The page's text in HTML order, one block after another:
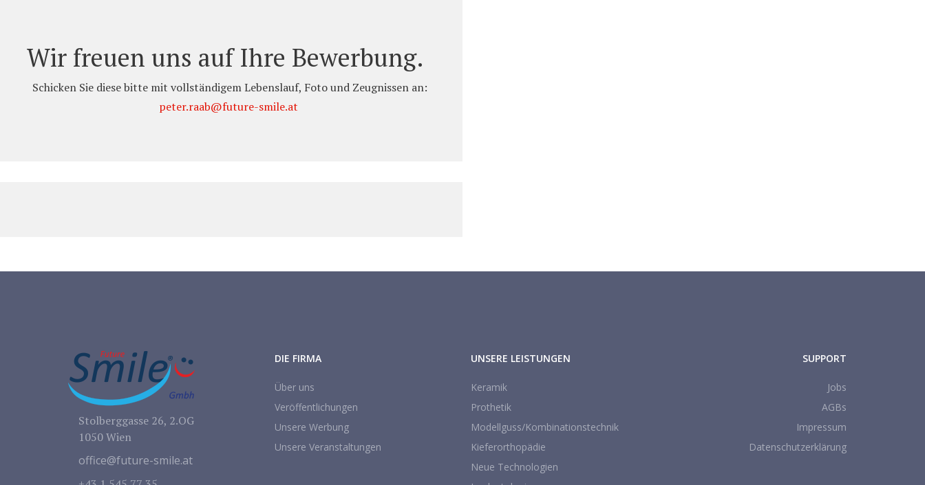
Wir freuen uns auf Ihre Bewerbung.
Schicken Sie diese bitte mit vollständigem Lebenslauf, Foto und Zeugnissen an:
peter.raab@future-smile.at
Stolberggasse 26, 2.OG
1050 Wien
office@future-smile.at
DIE FIRMA
Über uns
Veröffentlichungen
Unsere Werbung
Unsere Veranstaltungen
UNSERE LEISTUNGEN
Keramik
Prothetik
Modellguss/Kombinationstechnik
Kieferorthopädie
Neue Technologien
SUPPORT
Jobs
AGBs
Impressum
Datenschutzerklärung